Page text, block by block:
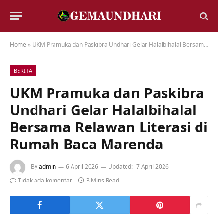
Home » UKM Pramuka dan Paskibra Undhari Gelar Halalbihalal Bersama Relawan Literasi di Rumah Baca Marenda
BERITA
UKM Pramuka dan Paskibra
Undhari Gelar Halalbihalal
Bersama Relawan Literasi di
Rumah Baca Marenda
Byadmin 6 April 2026 Updated: 7 April 2026
Tidak ada komentar
3 Mins Read